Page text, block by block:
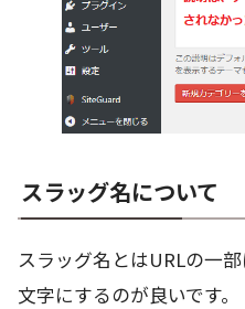
スラッグ名について
スラッグ名とはURLの一
文字にするのが良いです。